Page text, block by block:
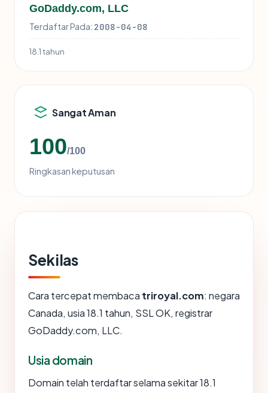
GoDaddy.com, LLC
Terdaftar Pada: 2008-04-08
18.1 tahun
Sangat Aman
100/100
Ringkasan keputusan
Sekilas
Cara tercepat membaca triroyal.com: negara
Canada, usia 18.1 tahun, SSL OK, registrar
GoDaddy.com, LLC.
Usia domain
Domain telah terdaftar selama sekitar 18.1